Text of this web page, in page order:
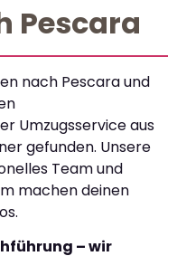
Pescara
nach Pescara und
Umzugsservice aus
gefunden. Unsere
Team und
machen deinen
– wir